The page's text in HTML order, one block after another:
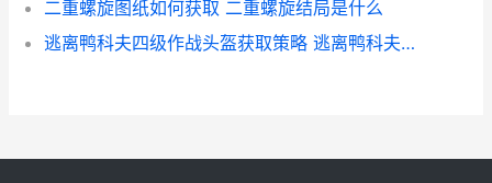
二重螺旋图纸如何获取 二重螺旋结局是什么
逃离鸭科夫四级作战头盔获取策略 逃离鸭科夫四级防弹衣